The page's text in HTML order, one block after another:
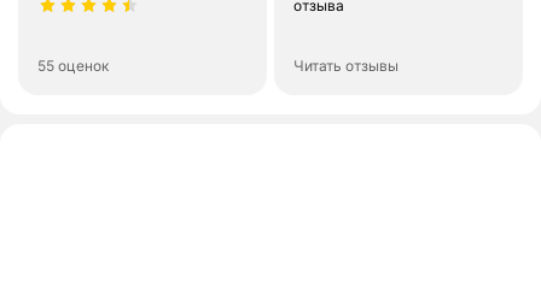
55 оценок
отзыва
Читать отзывы